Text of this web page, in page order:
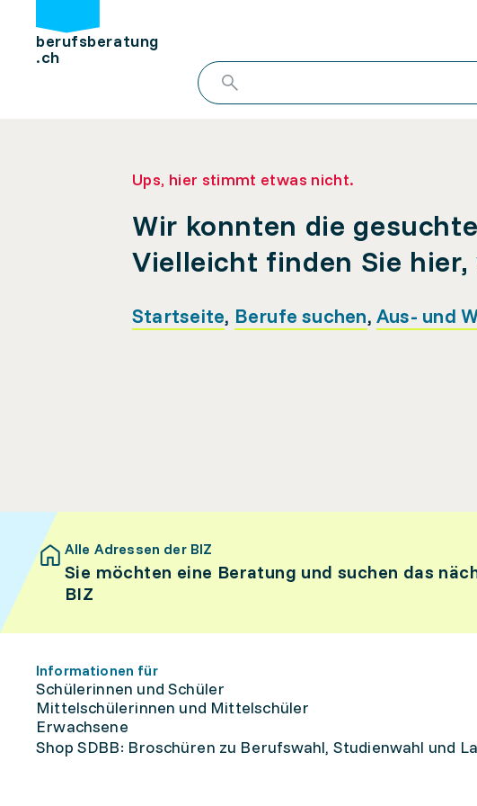
berufsberatung
.ch
Ups, hier stimmt etwas nicht.
Wir konnten die
Vielleicht finden Sie hier,
Startseite, Berufe suchen, Aus- und
Alle Adressen der BIZ
Sie möchten eine Beratung und suchen das
BIZ
Informationen für
Schülerinnen und Schüler
Mittelschülerinnen und Mittelschüler
Erwachsene
Shop SDBB: Broschüren zu Berufswahl, Studienwahl und